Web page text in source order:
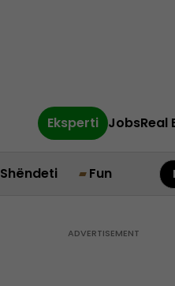
Eksperti JobsReal
Shëndeti Fun